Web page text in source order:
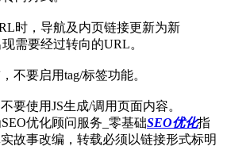
时，导航及内页链接更新为新
需要经过转向的URL。
不要启用tag/标签功能。
要使用JS生成/调用页面内容。
优化顾问服务_零基础SEO优化指
故事改编，转载必须以链接形式标明